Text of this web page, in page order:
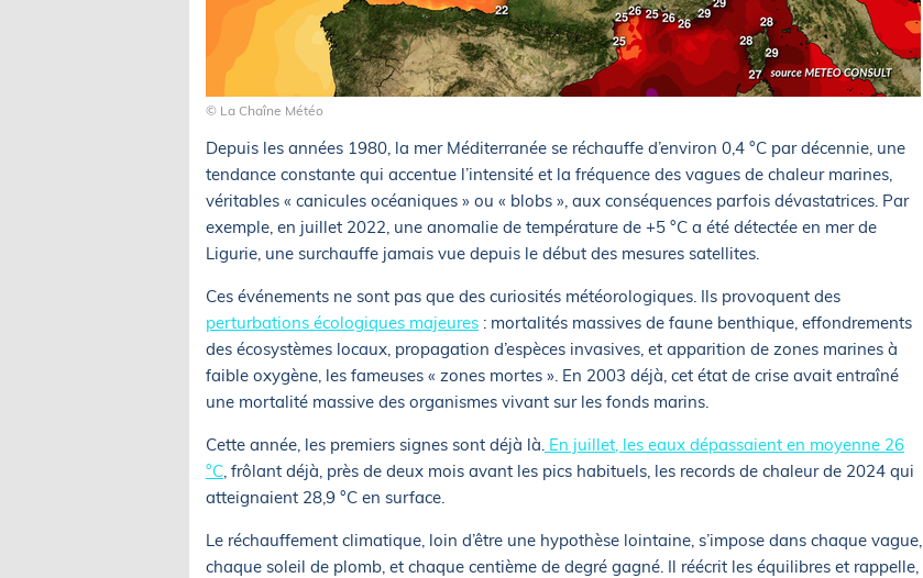
© La Chaîne Météo
Depuis les années 1980, la mer Méditerranée se réchauffe d’environ 0,4 °C par décennie, une
tendance constante qui accentue l’intensité et la fréquence des vagues de chaleur marines,
véritables « canicules océaniques » ou « blobs », aux conséquences parfois dévastatrices. Par
exemple, en juillet 2022, une anomalie de température de +5 °C a été détectée en mer de
Ligurie, une surchauffe jamais vue depuis le début des mesures satellites.
Ces événements ne sont pas que des curiosités météorologiques. Ils provoquent des
perturbations écologiques majeures : mortalités massives de faune benthique, effondrements
des écosystèmes locaux, propagation d’espèces invasives, et apparition de zones marines à
faible oxygène, les fameuses « zones mortes ». En 2003 déjà, cet état de crise avait entraîné
une mortalité massive des organismes vivant sur les fonds marins.
Cette année, les premiers signes sont déjà là. En juillet, les eaux dépassaient en moyenne 26
°C, frôlant déjà, près de deux mois avant les pics habituels, les records de chaleur de 2024 qui
atteignaient 28,9 °C en surface.
Le réchauffement climatique, loin d’être une hypothèse lointaine, s’impose dans chaque vague,
chaque soleil de plomb, et chaque centième de degré gagné. Il réécrit les équilibres et rappelle,